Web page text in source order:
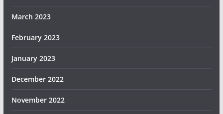
March 2023
February 2023
January 2023
December 2022
November 2022